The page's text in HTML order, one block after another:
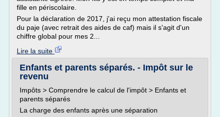
fille en périscolaire.
Pour la déclaration de 2017, j'ai reçu mon attestation fiscale
du paje (avec retrait des aides de caf) mais il s'agit d'un
chiffre global pour mes 2...
Lire la suite
Enfants et parents séparés. - Impôt sur le
revenu
Impôts > Comprendre le calcul de l'impôt > Enfants et
parents séparés
La charge des enfants après une séparation